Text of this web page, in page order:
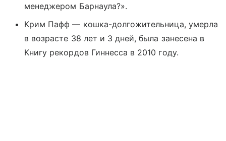
менеджером Барнаула?».
Крим Пафф — кошка-долгожительница, умерла
в возрасте 38 лет и 3 дней, была занесена в
Книгу рекордов Гиннесса в 2010 году.